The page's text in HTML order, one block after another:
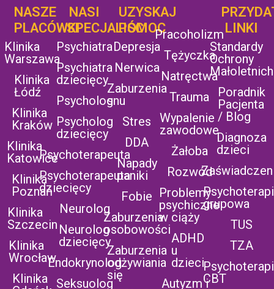
NASZE
PLACÓWKI
Klinika
Warszawa
Klinika
Łódź
Klinika
Kraków
Klinika
Katowice
Klinika
Poznań
Klinika
Szczecin
Klinika
Wrocław
Klinika
NASI
SPECJALIŚCI
Psychiatra
Psychiatra
dziecięcy
Psycholog
Psycholog
dziecięcy
Psychoterapeuta
Psychoterapeuta
dziecięcy
Neurolog
Neurolog
dziecięcy
Endokrynolog
Seksuolog
UZYSKAJ
POMOC
Depresja
Nerwica
Zaburzenia
snu
Stres
DDA
Napady
paniki
Fobie
Zaburzenia
osobowości
Zaburzenia
odżywiania
się
UZYSKAJ
POMOC
Pracoholizm
Tężyczka
Natręctwa
Trauma
Wypalenie
zawodowe
Żałoba
Rozwód
Problemy
psychiczne
w ciąży
ADHD
u
dzieci
Autyzm i
LINKI
Standardy
Ochrony
Małoletnich
Poradnik
Pacjenta
/ Blog
Diagnoza
dzieci
grupowa
TUS
TZA
CBT